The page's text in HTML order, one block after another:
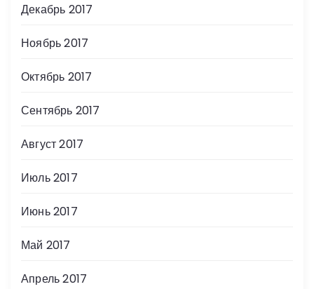
Декабрь 2017
Ноябрь 2017
Октябрь 2017
Сентябрь 2017
Август 2017
Июль 2017
Июнь 2017
Май 2017
Апрель 2017